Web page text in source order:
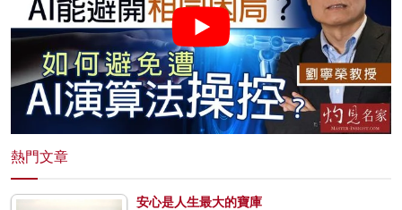
熱門文章
安心是人生最大的寶庫